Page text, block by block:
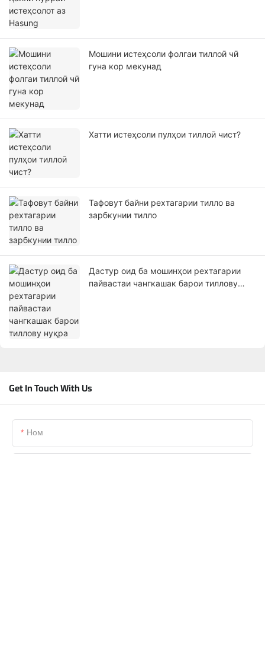
Мошини истеҳсоли фолгаи тиллоӣ чӣ
гуна кор мекунад
Хатти истеҳсоли пулҳои тиллоӣ чист?
Тафовут байни рехтагарии тилло ва
зарбкунии тилло
Дастур оид ба мошинҳои рехтагарии
пайвастаи чангкашак барои тиллову
Get In Touch With Us
Ном